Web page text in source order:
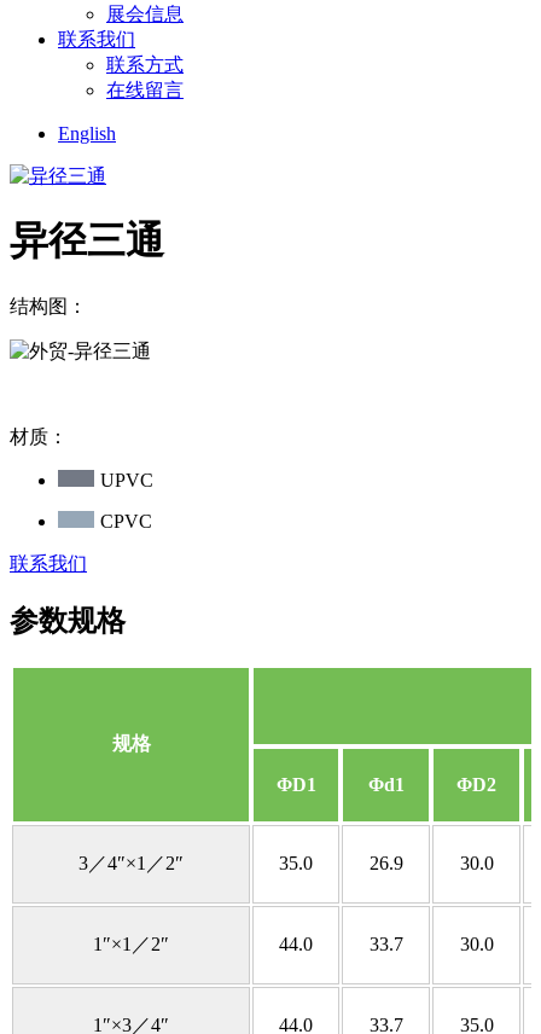
展会信息
联系我们
联系方式
在线留言
English
异径三通
结构图：
材质：
UPVC
CPVC
联系我们
参数规格
规格
ΦD1
Φd1 ΦD2
3／4″×1／2″ 35.0 26.9 30.0
1″×1／2″ 44.0 33.7 30.0
1″×3／4″ 44.0 33.7 35.0